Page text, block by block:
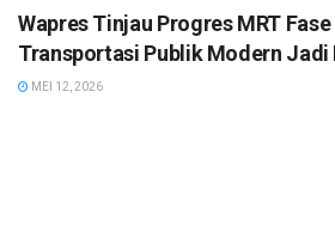
Wapres Tinjau Progres MRT
Transportasi Publik Modern Jadi
MEI 12, 2026